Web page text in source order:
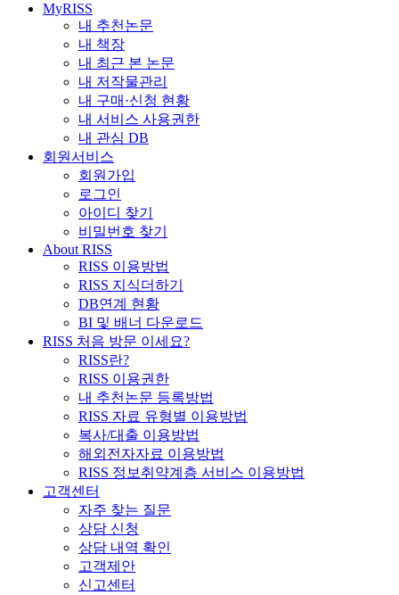
MyRISS
내 추천논문
내 책장
내 최근 본 논문
내 저작물관리
내 구매·신청 현황
내 서비스 사용권한
내 관심 DB
회원서비스
회원가입
로그인
아이디 찾기
비밀번호 찾기
About RISS
RISS 이용방법
RISS 지식더하기
DB연계 현황
BI 및 배너 다운로드
RISS 처음 방문 이세요?
RISS란?
RISS 이용권한
내 추천논문 등록방법
RISS 자료 유형별 이용방법
복사/대출 이용방법
해외전자자료 이용방법
RISS 정보취약계층 서비스 이용방법
고객센터
자주 찾는 질문
상담 신청
상담 내역 확인
고객제안
신고센터